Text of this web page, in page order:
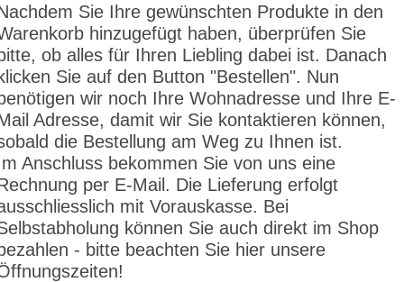
Sie Ihre gewünschten Produkte in den
hinzugefügt haben, überprüfen Sie
ob alles für Ihren Liebling dabei ist. Danach
Sie auf den Button "Bestellen". Nun
wir noch Ihre Wohnadresse und Ihre E-
Adresse, damit wir Sie kontaktieren können,
die Bestellung am Weg zu Ihnen ist.
Anschluss bekommen Sie von uns eine
per E-Mail. Die Lieferung erfolgt
mit Vorauskasse. Bei
können Sie auch direkt im Shop
- bitte beachten Sie hier unsere